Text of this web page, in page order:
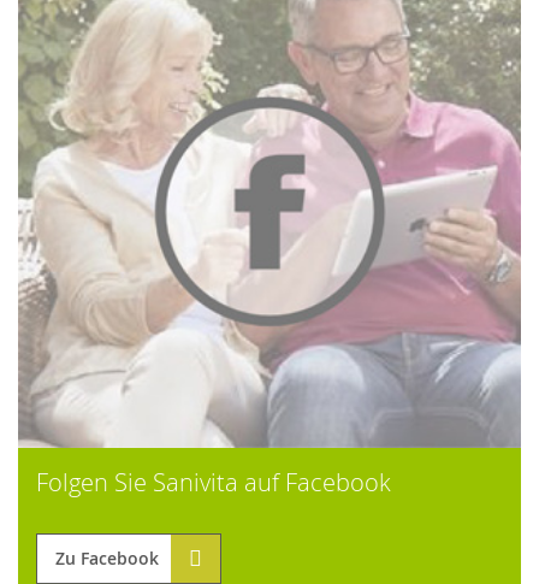
Folgen Sie Sanivita auf Facebook
Zu Facebook